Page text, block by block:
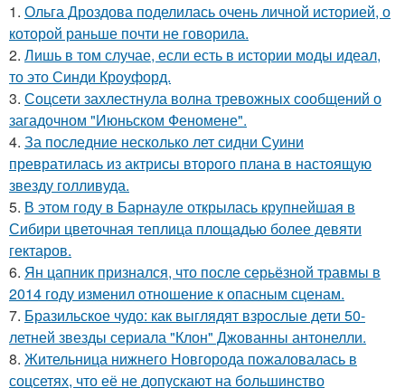
1. Ольга Дроздова поделилась очень личной историей, о
которой раньше почти не говорила.
2. Лишь в том случае, если есть в истории моды идеал,
то это Синди Кроуфорд.
3. Соцсети захлестнула волна тревожных сообщений о
загадочном "Июньском Феномене".
4. За последние несколько лет сидни Суини
превратилась из актрисы второго плана в настоящую
звезду голливуда.
5. В этом году в Барнауле открылась крупнейшая в
Сибири цветочная теплица площадью более девяти
гектаров.
6. Ян цапник признался, что после серьёзной травмы в
2014 году изменил отношение к опасным сценам.
7. Бразильское чудо: как выглядят взрослые дети 50-
летней звезды сериала "Клон" Джованны антонелли.
8. Жительница нижнего Новгорода пожаловалась в
соцсетях, что её не допускают на большинство